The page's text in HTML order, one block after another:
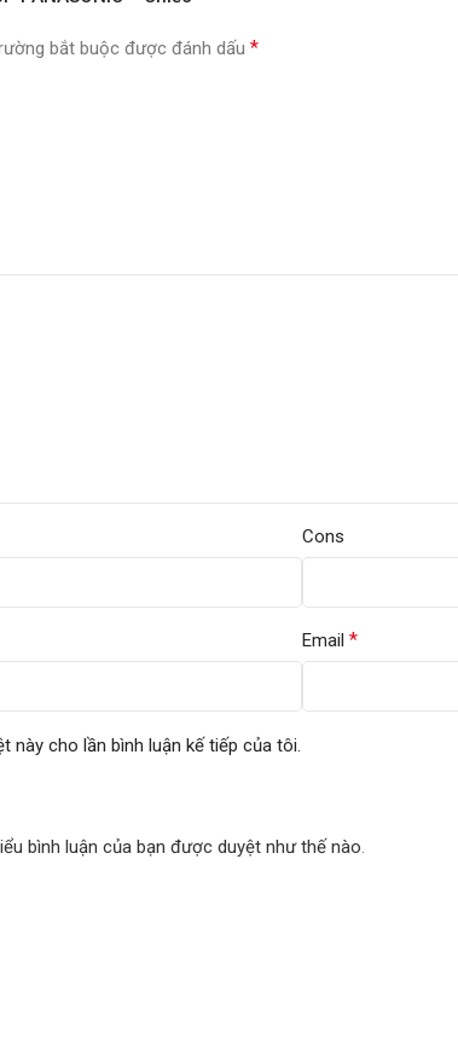
bắt buộc được đánh dấu *
Cons
Email *
này cho lần bình luận kế tiếp của tôi.
bình luận của bạn được duyệt như thế nào.